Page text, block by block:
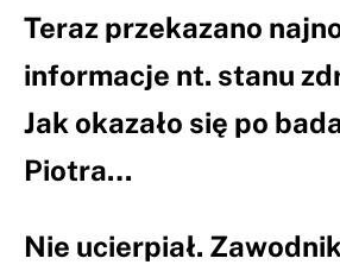
Teraz przekazano
informacje nt. stanu
Jak okazało się po
Piotra…
Nie ucierpiał.